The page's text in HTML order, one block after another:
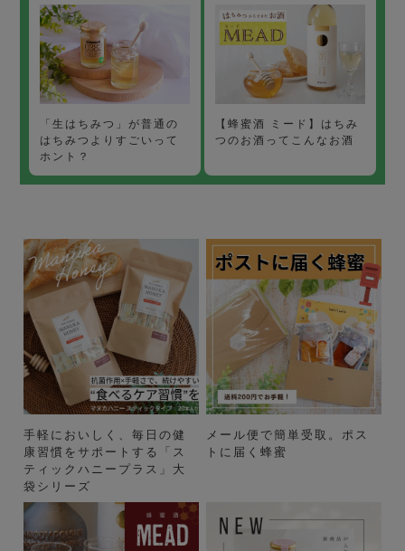
「生はちみつ」が普通の
はちみつよりすごいって
ホント？
【蜂蜜酒 ミード】はちみ
つのお酒ってこんなお酒
手軽においしく、毎日の健
康習慣をサポートする「ス
ティックハニープラス」大
袋シリーズ
メール便で簡単受取。ポス
トに届く蜂蜜